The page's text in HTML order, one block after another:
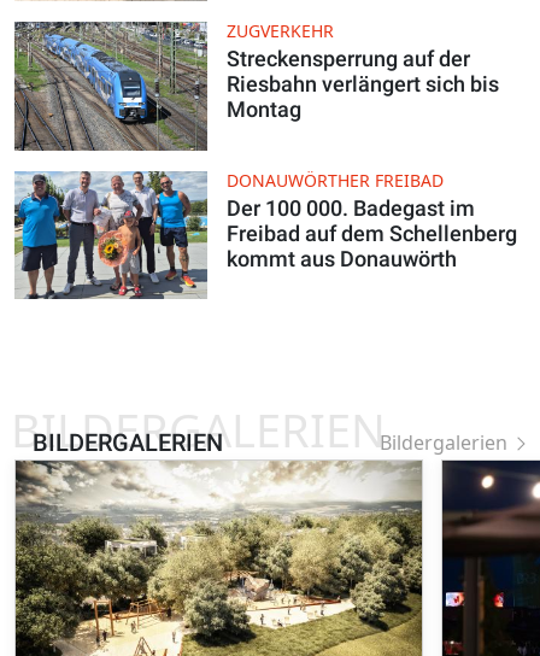
ZUGVERKEHR
Streckensperrung auf der
Riesbahn verlängert sich bis
Montag
DONAUWÖRTHER FREIBAD
Der 100 000. Badegast im
Freibad auf dem Schellenberg
kommt aus Donauwörth
BILDERGALERIEN
BILDERGALERIENBildergalerien